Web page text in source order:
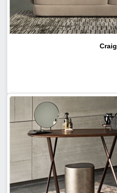
Craig